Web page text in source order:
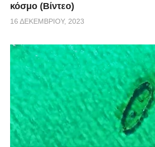
κόσμο (Βίντεο)
16 ΔΕΚΕΜΒΡΊΟΥ, 2023